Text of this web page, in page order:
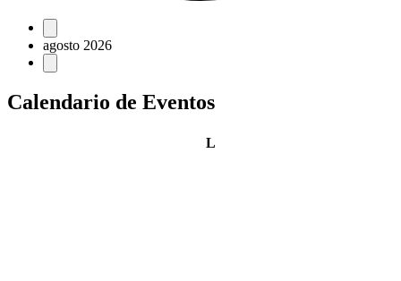
Eventos
agosto 2026
Calendario de Eventos
Llunes